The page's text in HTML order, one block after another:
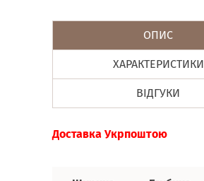
ОПИС
ХАРАКТЕРИСТИКИ
ВІДГУКИ
Доставка Укрпоштою